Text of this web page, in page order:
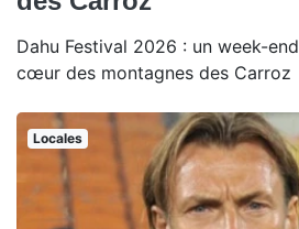
Dahu Festival 2026 : un week-
cœur des montagnes des Carroz
Locales